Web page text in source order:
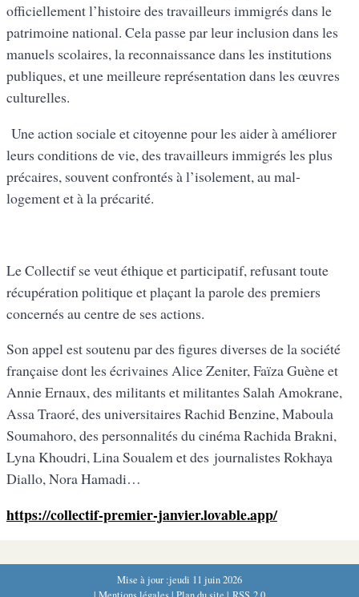
officiellement l’histoire des travailleurs immigrés dans le
patrimoine national. Cela passe par leur inclusion dans les
manuels scolaires, la reconnaissance dans les institutions
publiques, et une meilleure représentation dans les œuvres
culturelles.
Une action sociale et citoyenne pour les aider à améliorer
leurs conditions de vie, des travailleurs immigrés les plus
précaires, souvent confrontés à l’isolement, au mal-
logement et à la précarité.
Le Collectif se veut éthique et participatif, refusant toute
récupération politique et plaçant la parole des premiers
concernés au centre de ses actions.
Son appel est soutenu par des figures diverses de la société
française dont les écrivaines Alice Zeniter, Faïza Guène et
Annie Ernaux, des militants et militantes Salah Amokrane,
Assa Traoré, des universitaires Rachid Benzine, Maboula
Soumahoro, des personnalités du cinéma Rachida Brakni,
Lyna Khoudri, Lina Soualem et des journalistes Rokhaya
Diallo, Nora Hamadi…
https://collectif-premier-janvier.lovable.app/
Mise à jour :jeudi 11 juin 2026